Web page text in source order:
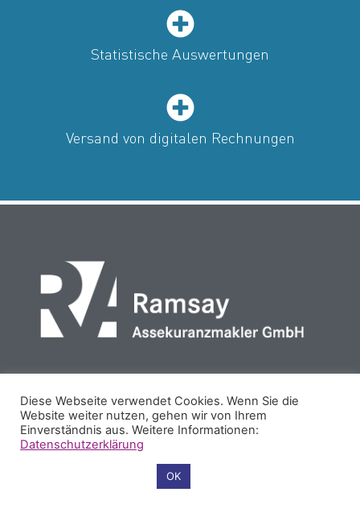
Statistische Auswertungen
Versand von digitalen Rechnungen
DATENSCHUTZ
Diese Webseite verwendet Cookies. Wenn Sie die
Website weiter nutzen, gehen wir von Ihrem
Einverständnis aus. Weitere Informationen:
Datenschutzerklärung
OK